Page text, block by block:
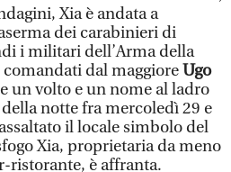
Xia è andata a
dei carabinieri di
i militari dell’Arma della
dal maggioreUgo
un volto e un nome al ladro
notte fra mercoledì 29 e
il locale simbolo del
Xia, proprietaria da meno
ristorante, è affranta.